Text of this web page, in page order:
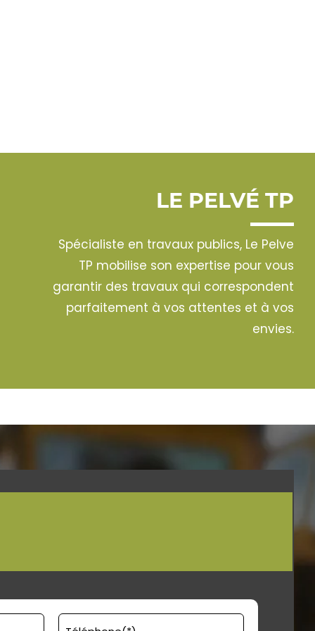
LE PELVÉ TP
Spécialiste en travaux publics, Le Pelve
TP mobilise son expertise pour vous
garantir des travaux qui correspondent
parfaitement à vos attentes et à vos
envies.